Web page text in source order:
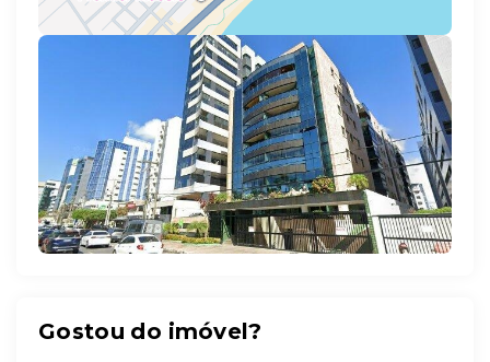
Leaflet
Gostou do imóvel?